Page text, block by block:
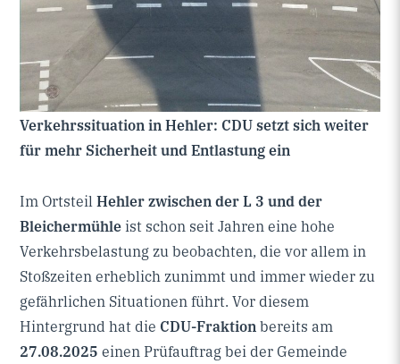
Verkehrssituation in Hehler: CDU setzt sich weiter
für mehr Sicherheit und Entlastung ein
Im OrtsteilHehler zwischen der L 3 und der
Bleichermühle ist schon seit Jahren eine hohe
Verkehrsbelastung zu beobachten, die vor allem in
Stoßzeiten erheblich zunimmt und immer wieder zu
gefährlichen Situationen führt. Vor diesem
Hintergrund hat die CDU-Fraktion bereits am
27.08.2025 einen Prüfauftrag bei der Gemeinde